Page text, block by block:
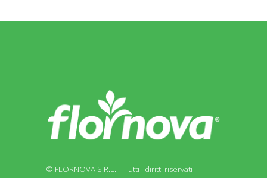
© FLORNOVA S.R.L. – Tutti i diritti riservati –